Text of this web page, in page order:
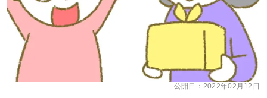
公開日： 2022年02月12日